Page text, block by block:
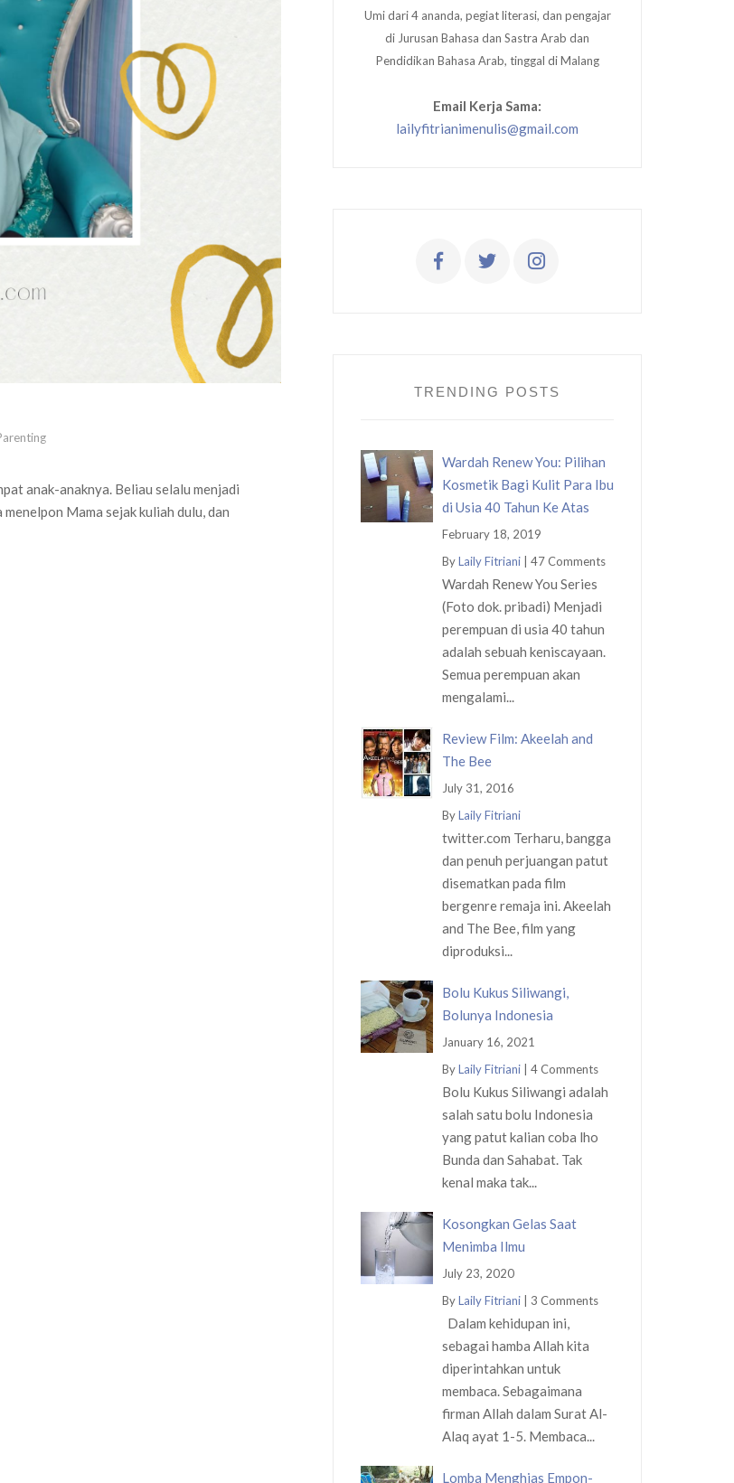
anak-anaknya. Beliau selalu menjadi
Mama sejak kuliah dulu, dan
Umi dari 4 ananda, pegiat literasi, dan pengajar
di Jurusan Bahasa dan Sastra Arab dan
Pendidikan Bahasa Arab, tinggal di Malang
Email Kerja Sama:
lailyfitrianimenulis@gmail.com
TRENDING POSTS
Wardah Renew You: Pilihan
Kosmetik Bagi Kulit Para Ibu
di Usia 40 Tahun Ke Atas
February 18, 2019
ByLaily Fitriani | 47 Comments
Wardah Renew You Series
(Foto dok. pribadi) Menjadi
perempuan di usia 40 tahun
adalah sebuah keniscayaan.
Semua perempuan akan
mengalami...
Review Film: Akeelah and
The Bee
July 31, 2016
ByLaily Fitriani
twitter.com Terharu, bangga
dan penuh perjuangan patut
disematkan pada film
bergenre remaja ini. Akeelah
and The Bee, film yang
diproduksi...
Bolu Kukus Siliwangi,
Bolunya Indonesia
January 16, 2021
ByLaily Fitriani | 4 Comments
Bolu Kukus Siliwangi adalah
salah satu bolu Indonesia
yang patut kalian coba lho
Bunda dan Sahabat. Tak
kenal maka tak...
Kosongkan Gelas Saat
Menimba Ilmu
July 23, 2020
ByLaily Fitriani | 3 Comments
Dalam kehidupan ini,
sebagai hamba Allah kita
diperintahkan untuk
membaca. Sebagaimana
firman Allah dalam Surat Al-
Alaq ayat 1-5. Membaca...
Lomba Menghias Empon-